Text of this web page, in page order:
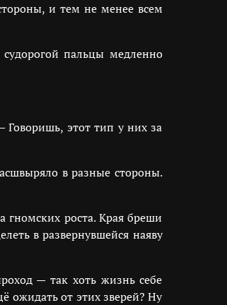
и тем не менее всем
пальцы медленно
этот тип у них за
в разные стороны.
гномских роста. Края бреши
в развернувшейся наяву
— так хоть жизнь себе
ожидать от этих зверей? Ну